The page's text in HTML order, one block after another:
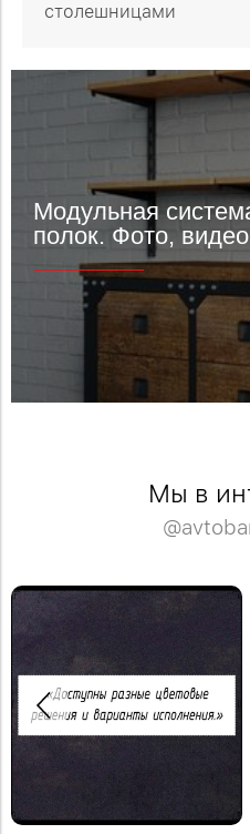
столешницами
Модульная
полок. Фото,
Мы в
Благодарим Владимира за отзыв о
нашем шоу-руме.
адресу: Москва, Ленинская Слобода,